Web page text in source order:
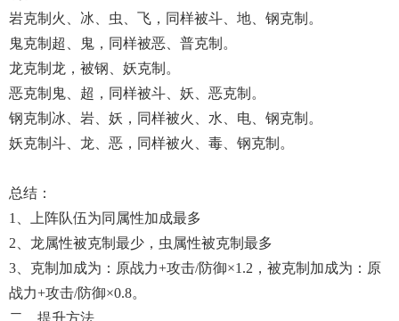
岩克制火、冰、虫、飞，同样被斗、地、钢克制。
鬼克制超、鬼，同样被恶、普克制。
龙克制龙，被钢、妖克制。
恶克制鬼、超，同样被斗、妖、恶克制。
钢克制冰、岩、妖，同样被火、水、电、钢克制。
妖克制斗、龙、恶，同样被火、毒、钢克制。
总结：
1、上阵队伍为同属性加成最多
2、龙属性被克制最少，虫属性被克制最多
3、克制加成为：原战力+攻击/防御×1.2，被克制加成为：原
战力+攻击/防御×0.8。
二、提升方法